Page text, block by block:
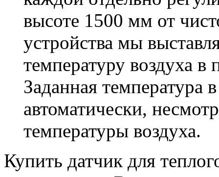
высоте 1500 мм от
устройства мы
температуру воздуха
Заданная температура
автоматически,
температуры воздуха.
Купить датчик для